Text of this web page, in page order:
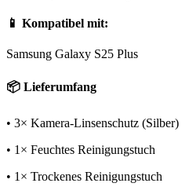
📱 Kompatibel mit:
Samsung Galaxy S25 Plus
📦 Lieferumfang
• 3× Kamera-Linsenschutz (Silber)
• 1× Feuchtes Reinigungstuch
• 1× Trockenes Reinigungstuch